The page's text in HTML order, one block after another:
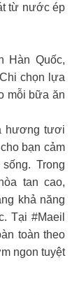
từ nước ép
Hàn Quốc,
chọn lựa
mỗi bữa ăn
hương tươi
bạn cảm
Trong
tan cao,
khả năng
Tại #Maeil
toàn theo
ngon tuyệt